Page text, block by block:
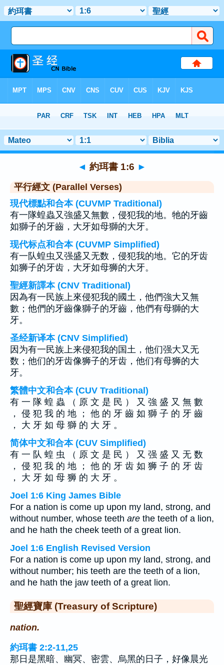
> 聖經金句 6
◄ 約珥書 1:6 ►
平行經文 (Parallel Verses)
現代標點和合本 (CUVMP Traditional)
有一隊蝗蟲又強盛又無數，侵犯我的地。牠的牙齒
如獅子的牙齒，大牙如母獅的大牙。
现代标点和合本 (CUVMP Simplified)
有一队蝗虫又强盛又无数，侵犯我的地。它的牙齿
如狮子的牙齿，大牙如母狮的大牙。
聖經新譯本 (CNV Traditional)
因為有一民族上來侵犯我的國土，他們強大又無
數；他們的牙齒像獅子的牙齒，他們有母獅的大
牙。
圣经新译本 (CNV Simplified)
因为有一民族上来侵犯我的国土，他们强大又无
数；他们的牙齿像狮子的牙齿，他们有母狮的大
牙。
繁體中文和合本 (CUV Traditional)
有 一 隊 蝗 蟲 （ 原 文 是 民 ） 又 強 盛 又 無 數
， 侵 犯 我 的 地 ； 他 的 牙 齒 如 獅 子 的 牙 齒
， 大 牙 如 母 獅 的 大 牙 。
简体中文和合本 (CUV Simplified)
有 一 队 蝗 虫 （ 原 文 是 民 ） 又 强 盛 又 无 数
， 侵 犯 我 的 地 ； 他 的 牙 齿 如 狮 子 的 牙 齿
， 大 牙 如 母 狮 的 大 牙 。
Joel 1:6 King James Bible
For a nation is come up upon my land, strong, and
without number, whose teeth are the teeth of a lion,
and he hath the cheek teeth of a great lion.
Joel 1:6 English Revised Version
For a nation is come up upon my land, strong, and
without number; his teeth are the teeth of a lion,
and he hath the jaw teeth of a great lion.
聖經寶庫 (Treasury of Scripture)
nation.
約珥書 2:2-11,25
那日是黑暗、幽冥、密雲、烏黑的日子，好像晨光